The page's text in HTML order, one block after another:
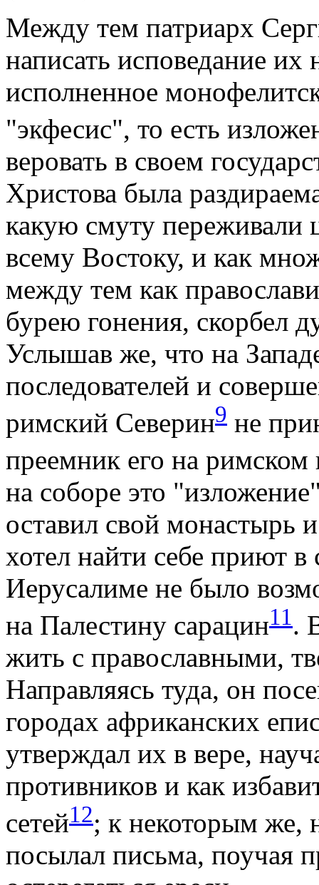
Между тем патриарх
написать исповедание
исполненное
"экфесис", то есть
веровать в своем
Христова была
какую смуту переживали
всему Востоку, и как
между тем как
бурею гонения, скорбел
Услышав же, что на
последователей и
римский Северин9 не
преемник его на римском
на соборе это
оставил свой монастырь
хотел найти себе приют
Иерусалиме не было
на Палестину сарацин11.
жить с православными,
Направляясь туда, он
городах африканских
утверждал их в вере,
противников и как
сетей12; к некоторым же,
посылал письма, поучая